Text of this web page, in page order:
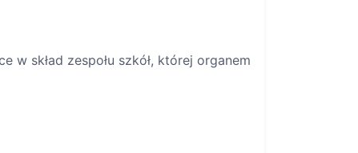
w skład zespołu szkół, której organem